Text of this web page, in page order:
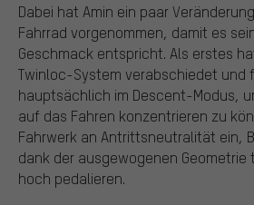
Dabei hat Amin ein paar
Fahrrad vorgenommen, damit es
Geschmack entspricht. Als erstes
Twinloc-System verabschiedet und
hauptsächlich im Descent-Modus,
auf das Fahren konzentrieren zu
Fahrwerk an Antrittsneutralität ein,
dank der ausgewogenen
hoch pedalieren.